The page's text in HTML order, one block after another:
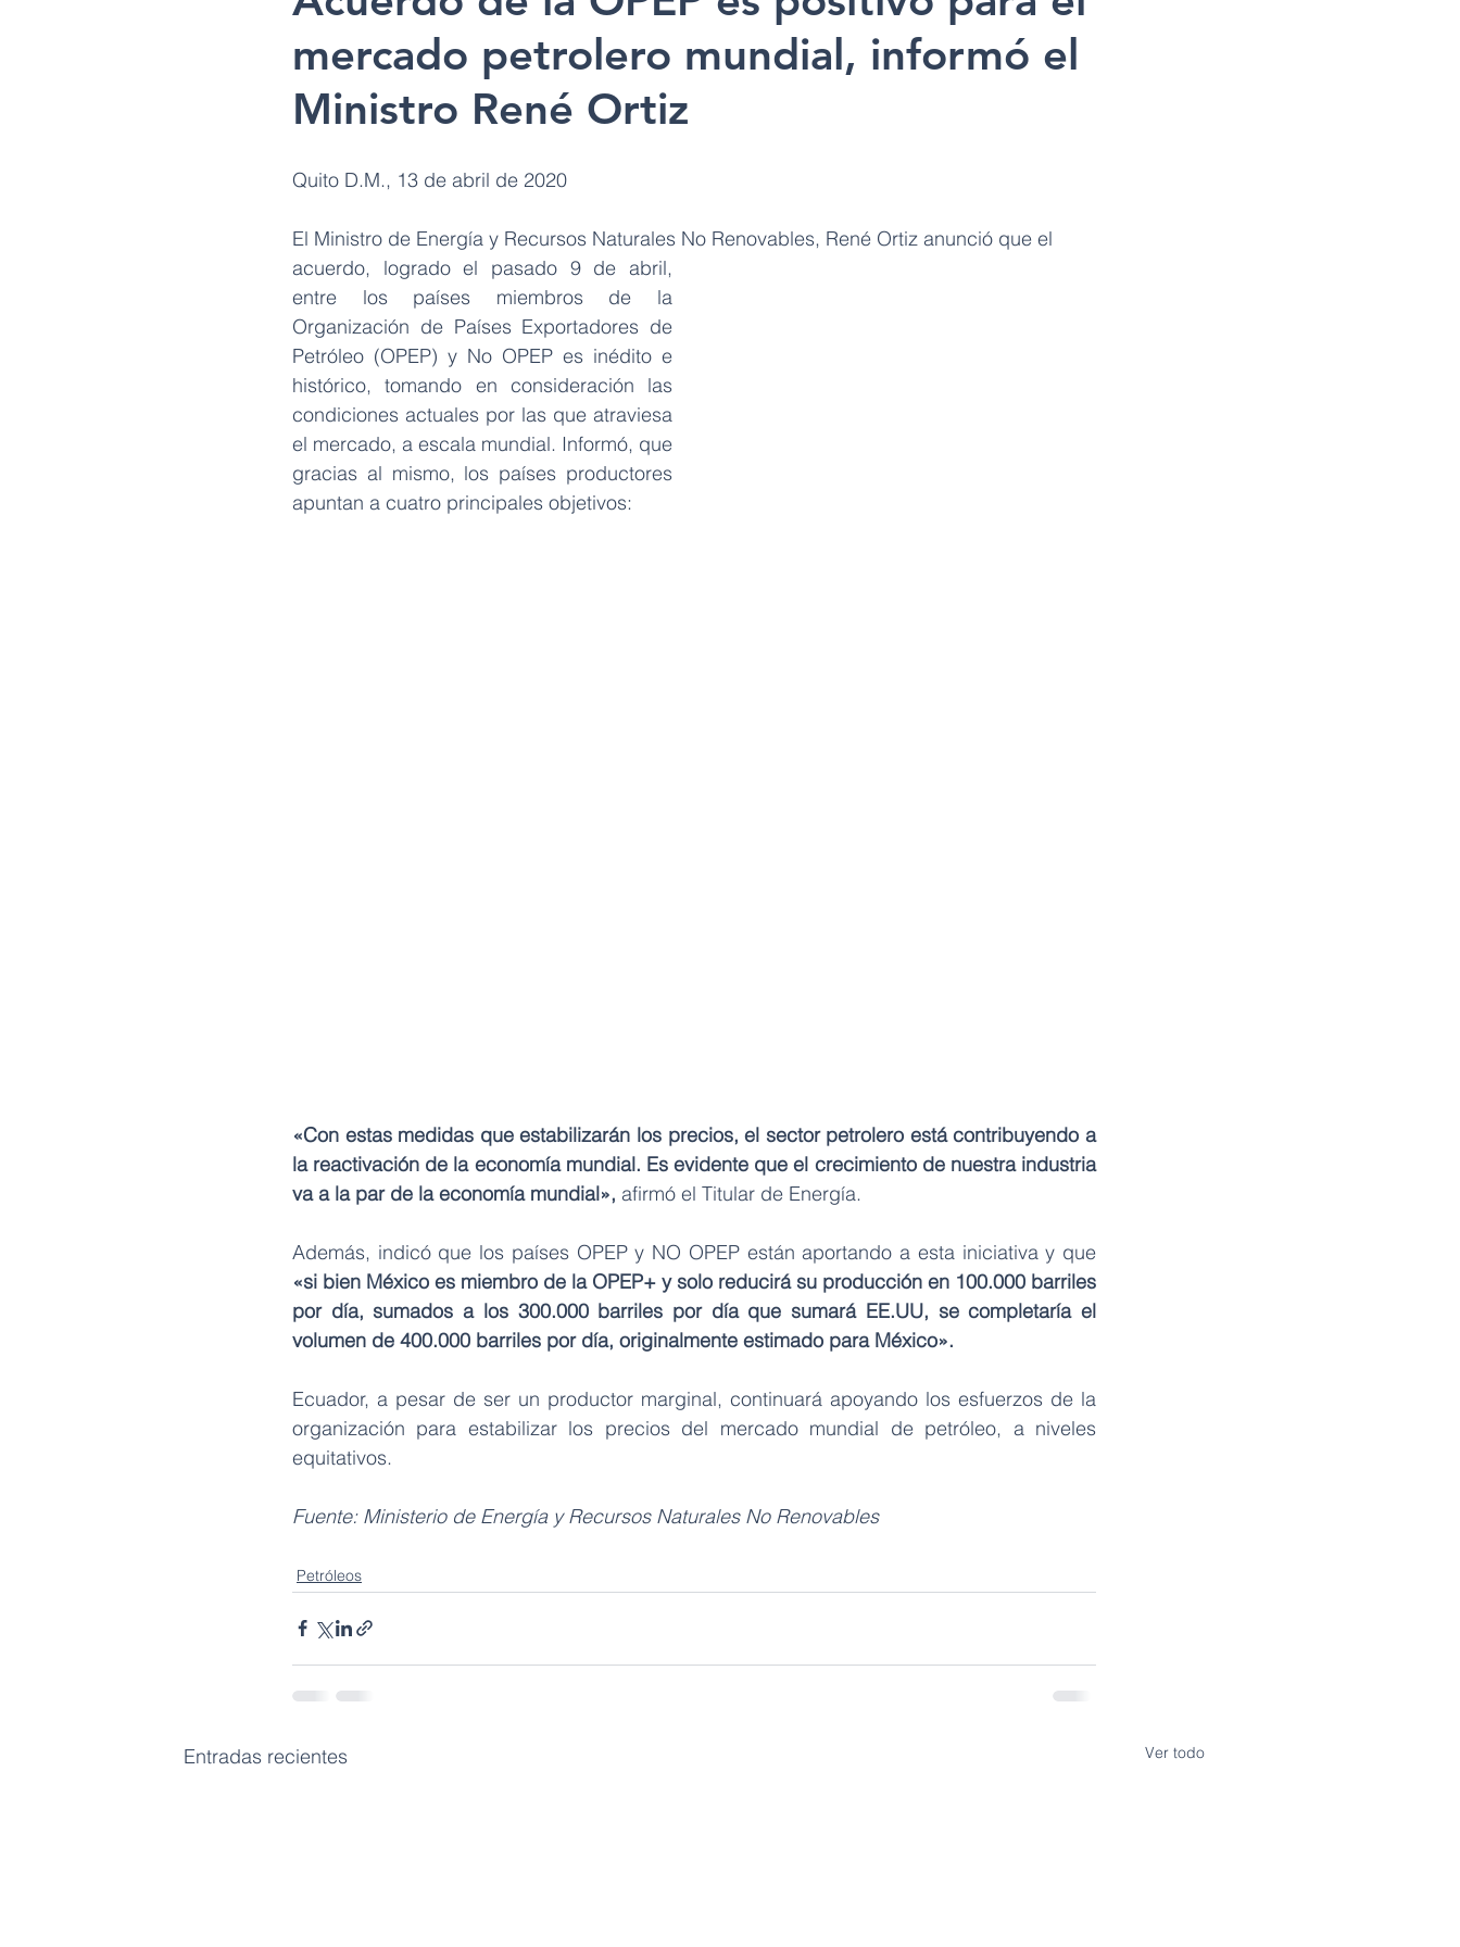
mercado petrolero mundial, informó el
Ministro René Ortiz
Quito D.M., 13 de abril de 2020
El Ministro de Energía y Recursos Naturales No Renovables, René Ortiz anunció que el
acuerdo, logrado el pasado 9 de abril,
entre los países miembros de la
Organización de Países Exportadores de
Petróleo (OPEP) y No OPEP es inédito e
histórico, tomando en consideración las
condiciones actuales por las que atraviesa
el mercado, a escala mundial. Informó, que
gracias al mismo, los países productores
apuntan a cuatro principales objetivos:
«Con estas medidas que estabilizarán los precios, el sector petrolero está contribuyendo a
la reactivación de la economía mundial. Es evidente que el crecimiento de nuestra industria
va a la par de la economía mundial», afirmó el Titular de Energía.
«si bien México es miembro de la OPEP+ y solo reducirá su producción en 100.000 barriles
por día, sumados a los 300.000 barriles por día que sumará EE.UU, se completaría el
volumen de 400.000 barriles por día, originalmente estimado para México».
Ecuador, a pesar de ser un productor marginal, continuará apoyando los esfuerzos de la
organización para estabilizar los precios del mercado mundial de petróleo, a niveles
equitativos.
Fuente: Ministerio de Energía y Recursos Naturales No Renovables
Petróleos
Entradas recientes Ver todo